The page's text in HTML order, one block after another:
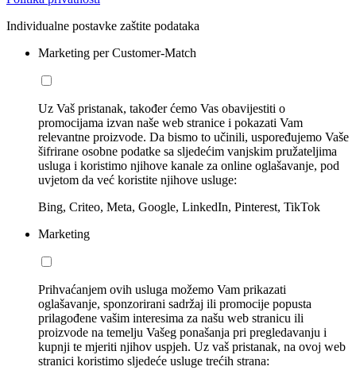
Individualne postavke zaštite podataka
Marketing per Customer-Match
Uz Vaš pristanak, također ćemo Vas obavijestiti o
promocijama izvan naše web stranice i pokazati Vam
relevantne proizvode. Da bismo to učinili, uspoređujemo Vaše
šifrirane osobne podatke sa sljedećim vanjskim pružateljima
usluga i koristimo njihove kanale za online oglašavanje, pod
uvjetom da već koristite njihove usluge:
Bing, Criteo, Meta, Google, LinkedIn, Pinterest, TikTok
Marketing
Prihvaćanjem ovih usluga možemo Vam prikazati
oglašavanje, sponzorirani sadržaj ili promocije popusta
prilagođene vašim interesima za našu web stranicu ili
proizvode na temelju Vašeg ponašanja pri pregledavanju i
kupnji te mjeriti njihov uspjeh. Uz vaš pristanak, na ovoj web
stranici koristimo sljedeće usluge trećih strana: